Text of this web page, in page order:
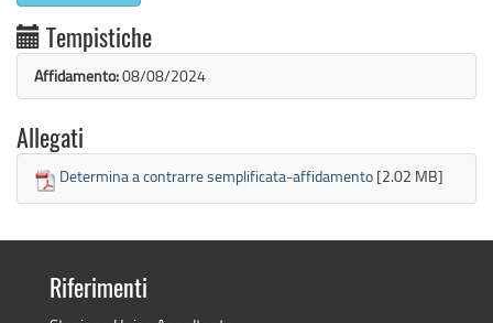
Tempistiche
Affidamento:08/08/2024
Allegati
Determina a contrarre semplificata-affidamento [2.02 MB]
Riferimenti